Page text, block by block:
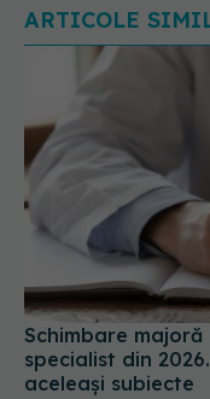
ARTICOLE
Schimbare
specialist din
aceleași subiecte